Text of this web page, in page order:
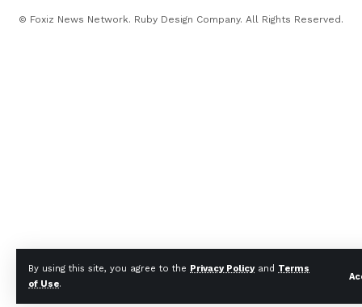
By using this site, you agree to the Privacy Policyand Terms
of Use.
© Foxiz News Network. Ruby Design Company. All Rights Reserved.